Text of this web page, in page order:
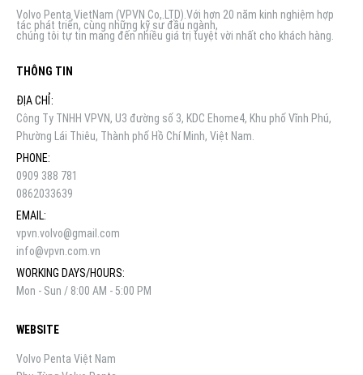
Volvo Penta VietNam (VPVN Co,.LTD).Với hơn 20 năm kinh nghiệm hợp
tác phát triển, cùng những kỹ sư đầu ngành,
chúng tôi tự tin mang đến nhiều giá trị tuyệt vời nhất cho khách hàng.
THÔNG TIN
ĐỊA CHỈ:
Công Ty TNHH VPVN, U3 đường số 3, KDC Ehome4, Khu phố Vĩnh Phú,
Phường Lái Thiêu, Thành phố Hồ Chí Minh, Việt Nam.
PHONE:
0909 388 781
0862033639
EMAIL:
vpvn.volvo@gmail.com
info@vpvn.com.vn
WORKING DAYS/HOURS:
Mon - Sun / 8:00 AM - 5:00 PM
WEBSITE
Volvo Penta Việt Nam